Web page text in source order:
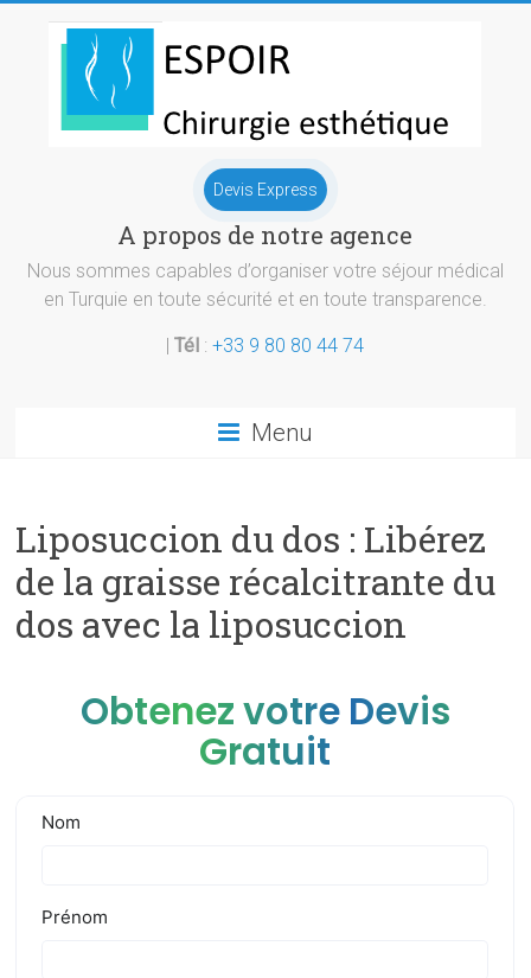
esthetique
Turquie
Devis Express
A propos de notre agence
Nous sommes capables d’organiser votre séjour médical
en Turquie en toute sécurité et en toute transparence.
|Tél :+33 9 80 80 44 74
Menu
Liposuccion du dos : Libérez
de la graisse récalcitrante du
dos avec la liposuccion
Obtenez votre Devis
Gratuit